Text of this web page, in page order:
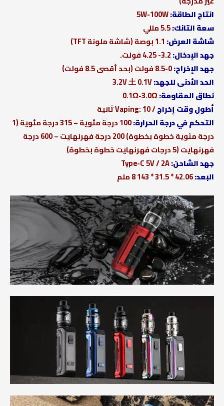
انتاج الطاقة:
سعة التانك:
شاشة العرض:
جهد الإدخال:
جهد الإخراج:
الحد الأدنى للجهد:3.2V 土 0.1V
نطاق المقاومة:0.1Ω-3.0Ω
أطول وقت إخراج/ Vaping: 10 ثانية
التحكم في درجة الحرارة:
100 درجة مئوية – 315 درجة مئوية (1
درجة مئوية خطوة بخطوة) 200 درجة فهرنهايت – 600 درجة
فهرنهايت (5 درجات فهرنهايت خطوة بخطوة)
جهد الشاحن:
البعد: